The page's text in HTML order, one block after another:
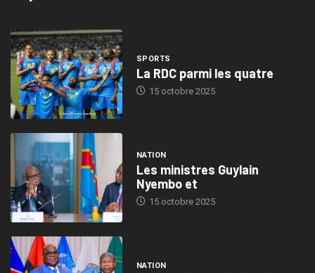
SPORTS
La RDC parmi les quatre
15 octobre 2025
NATION
Les ministres Guylain
Nyembo et
15 octobre 2025
NATION